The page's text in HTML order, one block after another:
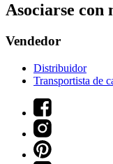
Asociarse con
Vendedor
Distribuidor
Transportista de